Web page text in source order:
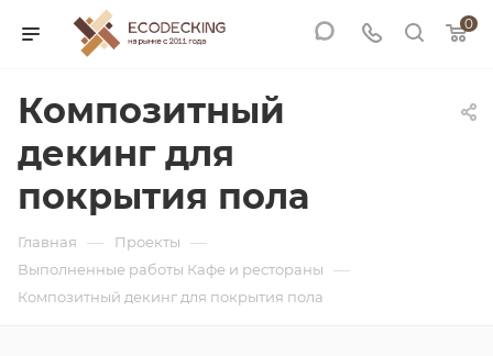
0
Композитный
декинг для
покрытия пола
Главная — Проекты —
Выполненные работы Кафе и рестораны —
Композитный декинг для покрытия пола